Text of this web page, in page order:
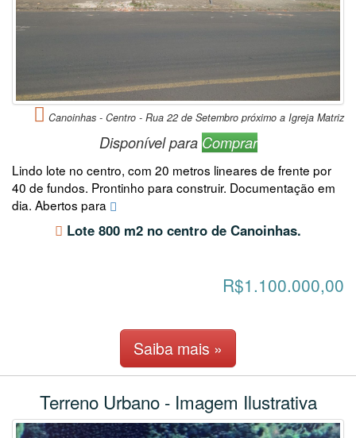
Canoinhas - Centro - Rua 22 de Setembro próximo a Igreja Matriz
Disponível para Comprar
Lindo lote no centro, com 20 metros lineares de frente por
40 de fundos. Prontinho para construir. Documentação em
dia. Abertos para
Lote 800 m2 no centro de Canoinhas.
R$1.100.000,00
Saiba mais »
Terreno Urbano - Imagem Ilustrativa